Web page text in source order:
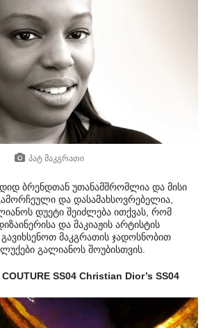
პატ მაკგრათი
ბრენდთან უთანამშრომლია და მისი
და დასამახსოვრებელია,
დუეტი შეიძლება ითქვას, რომ
და მაკიაჟის არტისტის
მაკგრათის ჯადოსნობით
გალიანოს შოუბისთვის.
SS04 Christian Dior’s SS04